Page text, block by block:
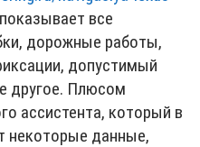
все
дорожные работы,
допустимый
другое. Плюсом
ассистента, который в
некоторые данные,